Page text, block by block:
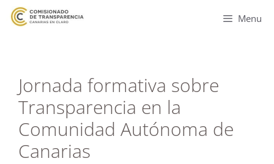
Menu
Jornada formativa sobre
Transparencia en la
Comunidad Autónoma de
Canarias